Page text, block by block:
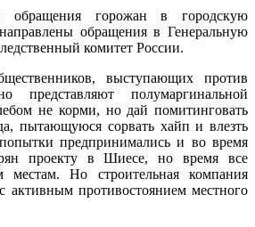
горожан в городскую
обращения в Генеральную
комитет России.
выступающих против
представляют полумаргинальной
не корми, но дай помитинговать
пытающуюся сорвать хайп и влезть
предпринимались и во время
проекту в Шиесе, но время все
местам. Но строительная компания
активным противостоянием местного